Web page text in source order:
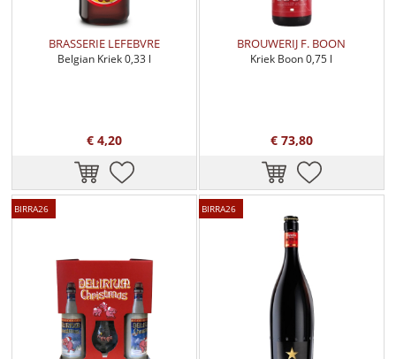
BRASSERIE LEFEBVRE
Belgian Kriek 0,33 l
€ 4,20
BROUWERIJ F. BOON
Kriek Boon 0,75 l
€ 73,80
BIRRA26 BIRRA26